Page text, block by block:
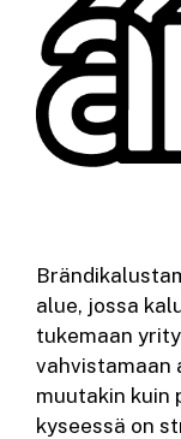
alue, jossa
tukemaan
vahvistamaan
muutakin kuin
kyseessä on